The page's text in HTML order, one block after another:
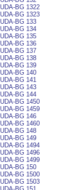
UDA-BG 1322
UDA-BG 1323
UDA-BG 133
UDA-BG 134
UDA-BG 135
UDA-BG 136
UDA-BG 137
UDA-BG 138
UDA-BG 139
UDA-BG 140
UDA-BG 141
UDA-BG 143
UDA-BG 144
UDA-BG 1450
UDA-BG 1459
UDA-BG 146
UDA-BG 1460
UDA-BG 148
UDA-BG 149
UDA-BG 1494
UDA-BG 1496
UDA-BG 1499
UDA-BG 150
UDA-BG 1500
UDA-BG 1503